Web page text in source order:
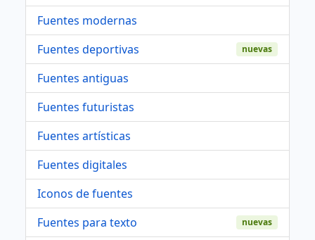
Fuentes modernas
Fuentes deportivas
nuevas
Fuentes antiguas
Fuentes futuristas
Fuentes artísticas
Fuentes digitales
Iconos de fuentes
Fuentes para texto
nuevas